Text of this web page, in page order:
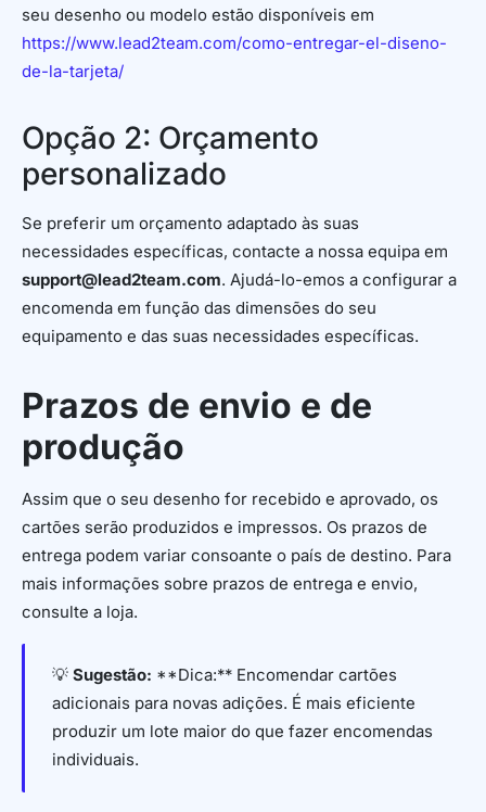
seu desenho ou modelo estão disponíveis em
https://www.lead2team.com/como-entregar-el-diseno-
de-la-tarjeta/
Opção 2: Orçamento
personalizado
Se preferir um orçamento adaptado às suas
necessidades específicas, contacte a nossa equipa em
support@lead2team.com. Ajudá-lo-emos a configurar a
encomenda em função das dimensões do seu
equipamento e das suas necessidades específicas.
Prazos de envio e de
produção
Assim que o seu desenho for recebido e aprovado, os
cartões serão produzidos e impressos. Os prazos de
entrega podem variar consoante o país de destino. Para
mais informações sobre prazos de entrega e envio,
consulte a loja.
💡 Sugestão: **Dica:** Encomendar cartões
adicionais para novas adições. É mais eficiente
produzir um lote maior do que fazer encomendas
individuais.